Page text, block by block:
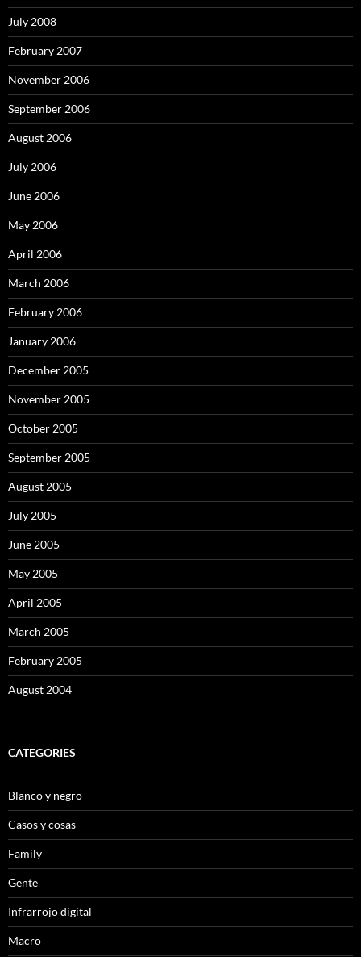
July 2008
February 2007
November 2006
September 2006
August 2006
July 2006
June 2006
May 2006
April 2006
March 2006
February 2006
January 2006
December 2005
November 2005
October 2005
September 2005
August 2005
July 2005
June 2005
May 2005
April 2005
March 2005
February 2005
August 2004
CATEGORIES
Blanco y negro
Casos y cosas
Family
Gente
Infrarrojo digital
Macro